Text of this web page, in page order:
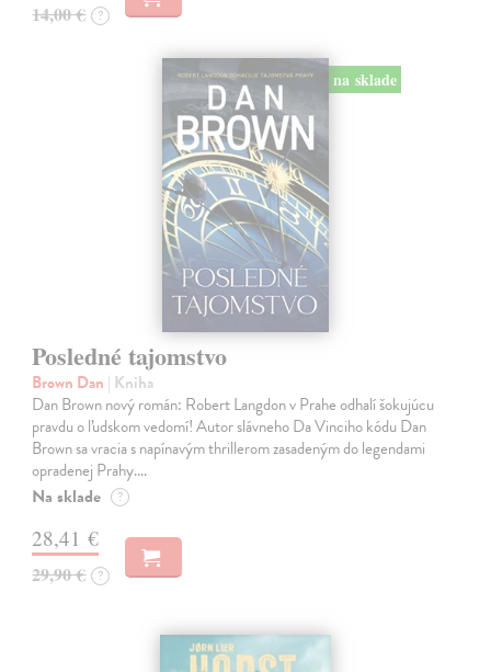
14,00 € ?
na sklade
Posledné tajomstvo
Brown Dan | Kniha
Dan Brown nový román: Robert Langdon v Prahe odhalí šokujúcu
pravdu o ľudskom vedomí! Autor slávneho Da Vinciho kódu Dan
Brown sa vracia s napínavým thrillerom zasadeným do legendami
opradenej Prahy.…
Na sklade ?
28,41 €
29,90 € ?